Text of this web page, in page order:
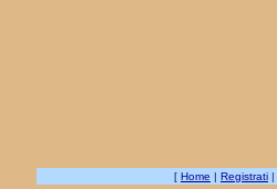
[ Home | Registrati |